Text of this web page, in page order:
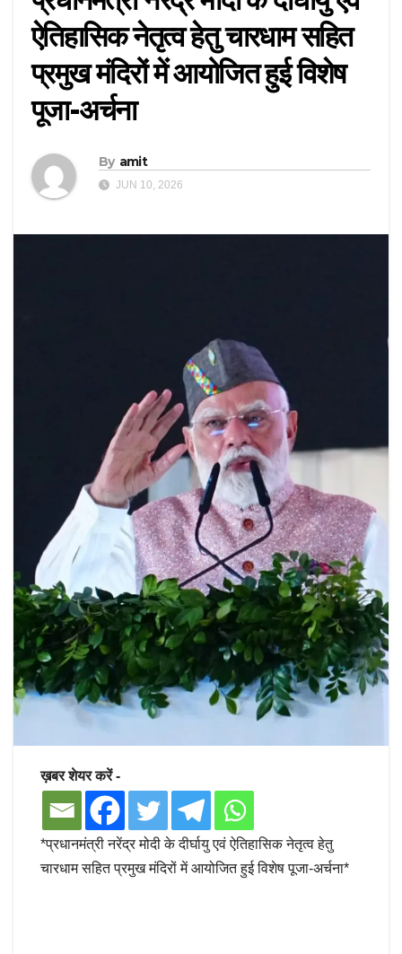
ऐतिहासिक नेतृत्व हेतु चारधाम सहित
प्रमुख मंदिरों में आयोजित हुई विशेष
पूजा-अर्चना
By amit
JUN 10, 2026
ख़बर शेयर करें -
*प्रधानमंत्री नरेंद्र मोदी के दीर्घायु एवं ऐतिहासिक नेतृत्व हेतु
चारधाम सहित प्रमुख मंदिरों में आयोजित हुई विशेष पूजा-अर्चना*